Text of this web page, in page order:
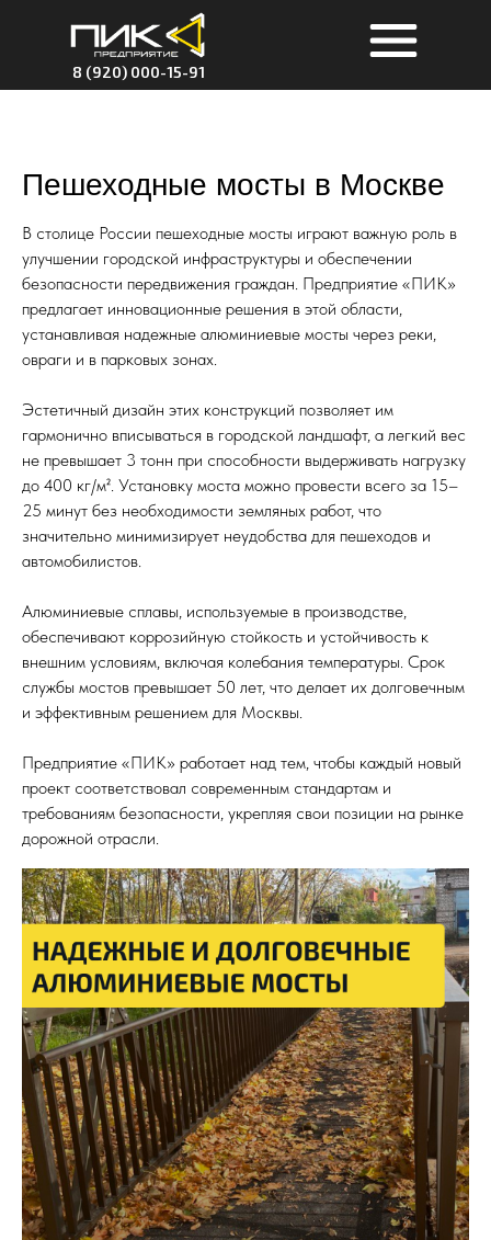
8 (920) 000-15-91
Пешеходные мосты в Москве
В столице России пешеходные мосты играют важную роль в
улучшении городской инфраструктуры и обеспечении
безопасности передвижения граждан. Предприятие «ПИК»
предлагает инновационные решения в этой области,
устанавливая надежные алюминиевые мосты через реки,
овраги и в парковых зонах.
Эстетичный дизайн этих конструкций позволяет им
гармонично вписываться в городской ландшафт, а легкий вес
не превышает 3 тонн при способности выдерживать нагрузку
до 400 кг/м². Установку моста можно провести всего за 15–
25 минут без необходимости земляных работ, что
значительно минимизирует неудобства для пешеходов и
автомобилистов.
Алюминиевые сплавы, используемые в производстве,
обеспечивают коррозийную стойкость и устойчивость к
внешним условиям, включая колебания температуры. Срок
службы мостов превышает 50 лет, что делает их долговечным
и эффективным решением для Москвы.
Предприятие «ПИК» работает над тем, чтобы каждый новый
проект соответствовал современным стандартам и
требованиям безопасности, укрепляя свои позиции на рынке
дорожной отрасли.